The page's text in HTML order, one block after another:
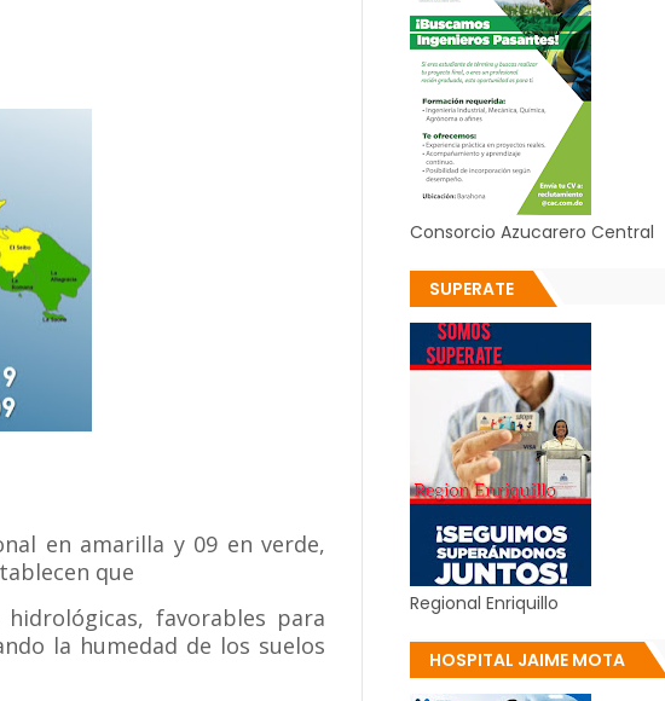
en amarilla y 09 en verde,
que
favorables para
la humedad de los suelos
Consorcio Azucarero Central
SUPERATE
Regional Enriquillo
HOSPITAL JAIME MOTA